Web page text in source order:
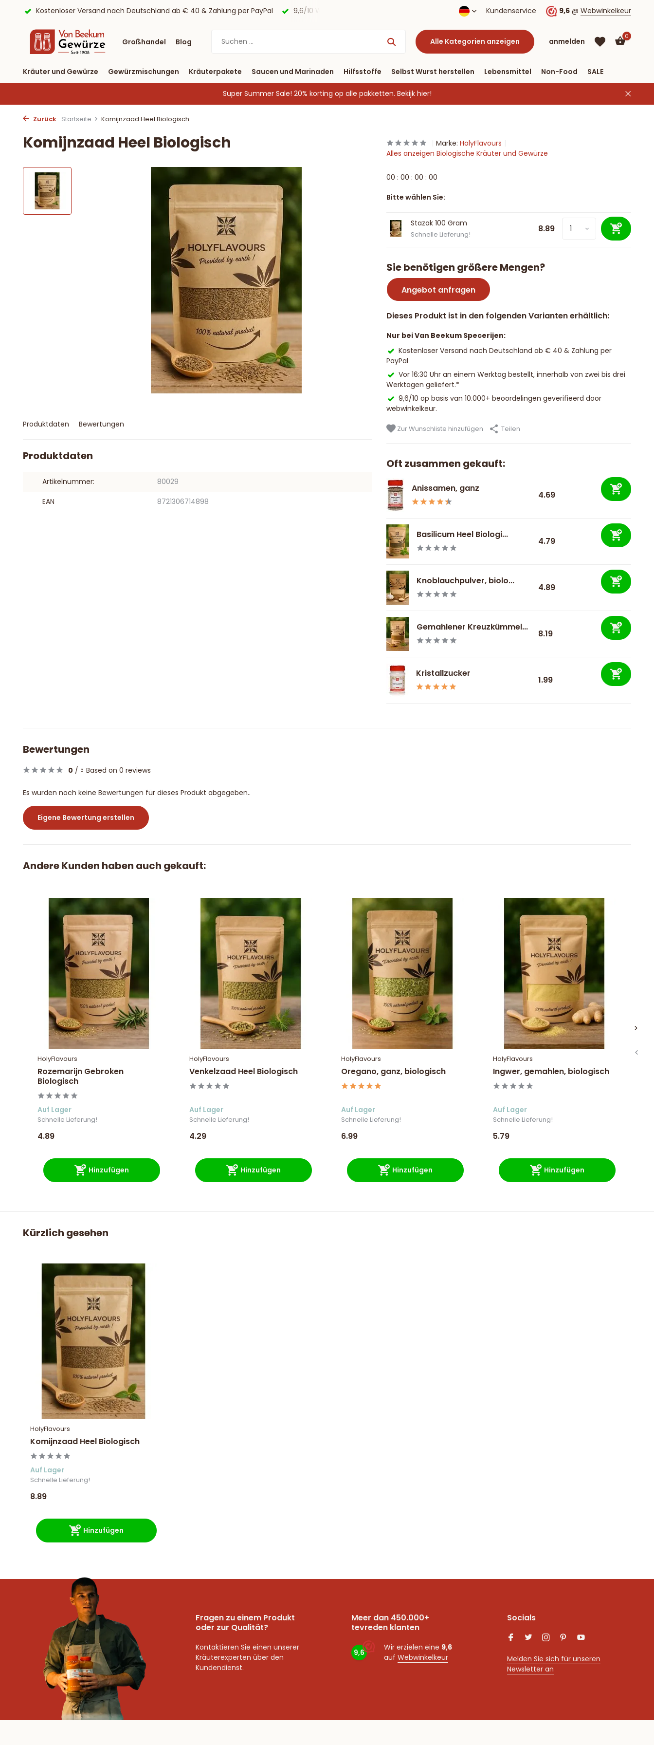
9,6/10 Webwinkelkeur ✔ Lieferung binnen drei Tagen Kostenloser Versand nach Deutschland ab € 40 & Zahlung per PayPalKundenservice 9,6 @ Webwinkelkeur
Großhandel Blog Alle Kategorien anzeigen anmelden
anlegen
0
Kräuter und Gewürze Gewürzmischungen Kräuterpakete Saucen und Marinaden Hilfsstoffe Selbst Wurst herstellen Lebensmittel Non-Food SALE
Super Summer Sale! 20% korting op alle pakketten. Bekijk hier!
Zurück Startseite Komijnzaad Heel Biologisch
Komijnzaad Heel Biologisch
Produktdaten Bewertungen
Produktdaten
Artikelnummer: 80029
EAN 8721306714898
Marke: HolyFlavours
Alles anzeigen Biologische Kräuter und Gewürze
00 : 00 : 00 : 00
Bitte wählen Sie:
Stazak 100 Gram
Schnelle Lieferung! 8.89
Sie benötigen größere Mengen?
Angebot anfragen
Dieses Produkt ist in den folgenden Varianten erhältlich:
Nur bei Van Beekum Specerijen:
Kostenloser Versand nach Deutschland ab € 40 & Zahlung per
PayPal
Vor 16:30 Uhr an einem Werktag bestellt, innerhalb von zwei bis drei
Werktagen geliefert.*
9,6/10 op basis van 10.000+ beoordelingen geverifieerd door
webwinkelkeur.
Zur Wunschliste hinzufügen Teilen
Oft zusammen gekauft:
Anissamen, ganz
4.69
Basilicum Heel Biologi...
4.79
Knoblauchpulver, biolo...
4.89
Gemahlener Kreuzkümmel...
8.19
Kristallzucker
1.99
Bewertungen
0 / 5 Based on 0 reviews
Es wurden noch keine Bewertungen für dieses Produkt abgegeben..
Eigene Bewertung erstellen
Andere Kunden haben auch gekauft:
HolyFlavours
Rozemarijn Gebroken
Biologisch
Auf Lager
Schnelle Lieferung!
4.89
Hinzufügen
HolyFlavours
Venkelzaad Heel Biologisch
Auf Lager
Schnelle Lieferung!
4.29
Hinzufügen
HolyFlavours
Oregano, ganz, biologisch
Auf Lager
Schnelle Lieferung!
6.99
Hinzufügen
HolyFlavours
Ingwer, gemahlen, biologisch
Auf Lager
Schnelle Lieferung!
5.79
Hinzufügen
Kürzlich gesehen
HolyFlavours
Komijnzaad Heel Biologisch
Auf Lager
Schnelle Lieferung!
8.89
Hinzufügen
Fragen zu einem Produkt
oder zur Qualität?
Kontaktieren Sie einen unserer
Kräuterexperten über den
Kundendienst.
Meer dan 450.000+
tevreden klanten
9,6
Wir erzielen eine 9,6
auf Webwinkelkeur
Socials
Melden Sie sich für unseren
Newsletter an